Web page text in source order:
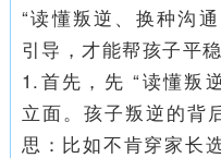
“读懂叛逆、换种沟
引导，才能帮孩子平
1.首先，先 “读懂叛
立面。孩子叛逆的背
思：比如不肯穿家长